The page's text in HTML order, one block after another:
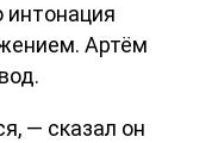
Артём
— сказал он